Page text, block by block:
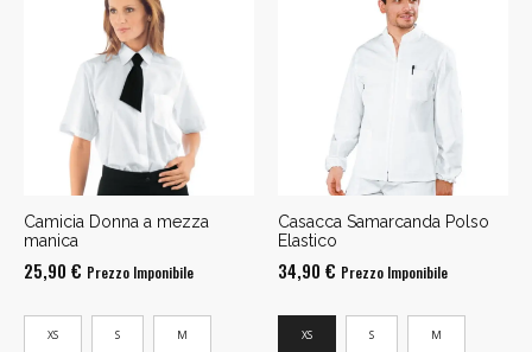
Camicia Donna a mezza
manica
25,90 € Prezzo Imponibile
XS S M
Casacca Samarcanda Polso
Elastico
34,90 € Prezzo Imponibile
XS S M